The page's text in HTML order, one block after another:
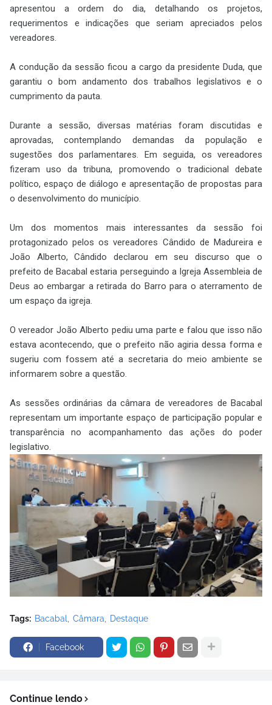
apresentou a ordem do dia, detalhando os projetos,
requerimentos e indicações que seriam apreciados pelos
vereadores.
A condução da sessão ficou a cargo da presidente Duda, que
garantiu o bom andamento dos trabalhos legislativos e o
cumprimento da pauta.
Durante a sessão, diversas matérias foram discutidas e
aprovadas, contemplando demandas da população e
sugestões dos parlamentares. Em seguida, os vereadores
fizeram uso da tribuna, promovendo o tradicional debate
político, espaço de diálogo e apresentação de propostas para
o desenvolvimento do município.
Um dos momentos mais interessantes da sessão foi
protagonizado pelos os vereadores Cândido de Madureira e
João Alberto, Cândido declarou em seu discurso que o
prefeito de Bacabal estaria perseguindo a Igreja Assembleia de
Deus ao embargar a retirada do Barro para o aterramento de
um espaço da igreja.
O vereador João Alberto pediu uma parte e falou que isso não
estava acontecendo, que o prefeito não agiria dessa forma e
sugeriu com fossem até a secretaria do meio ambiente se
informarem sobre a questão.
As sessões ordinárias da câmara de vereadores de Bacabal
representam um importante espaço de participação popular e
transparência no acompanhamento das ações do poder
legislativo.
Tags: Bacabal Câmara Destaque
Facebook
Continue lendo